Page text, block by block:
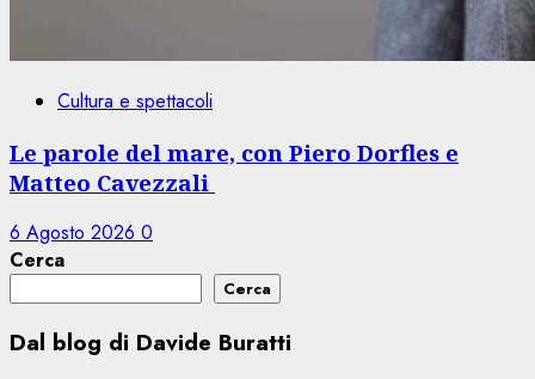
Cultura e spettacoli
Le parole del mare, con Piero Dorfles e
Matteo Cavezzali
6 Agosto 2026 0
Cerca
Cerca
Dal blog di Davide Buratti